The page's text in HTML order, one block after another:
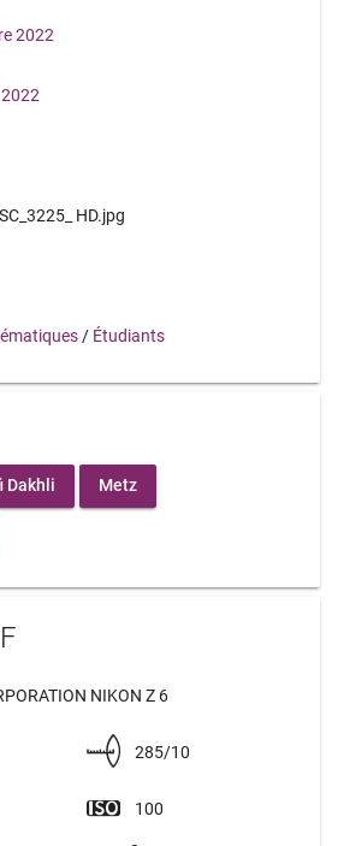
2022
HD.jpg
/ Étudiants
Dakhli Metz
NIKON Z 6
285/10
100